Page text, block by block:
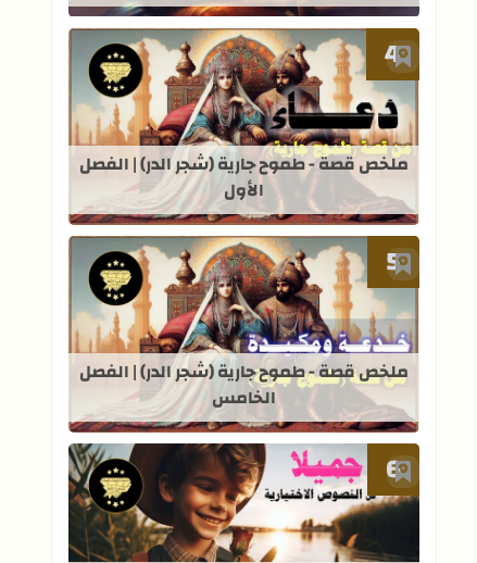
أضف إلى العلامات المرجعية
قراءة المزيد عن ملخص قصة - طموح
ملخص قصة - طموح جارية (شجر الدر) | الفصل
الأول
أضف إلى العلامات المرجعية
قراءة المزيد عن ملخص قصة - طموح
ملخص قصة - طموح جارية (شجر الدر) | الفصل
الخامس
أضف إلى العلامات المرجعية
قراءة المزيد عن سؤال وجواب |